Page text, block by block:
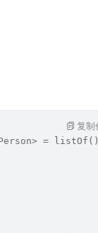
=
复制